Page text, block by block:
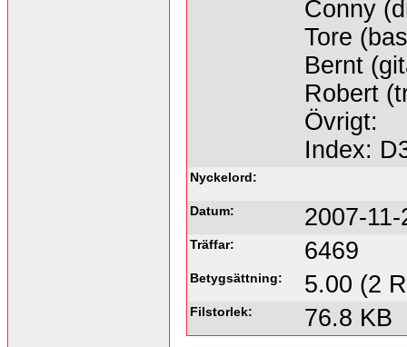
Conny
Tore
Bernt
Robert
Övrigt:
Index:
Nyckelord:
Datum: 2007-
Träffar: 6469
Betygsättning: 5.00 (2
Filstorlek: 76.8 KB